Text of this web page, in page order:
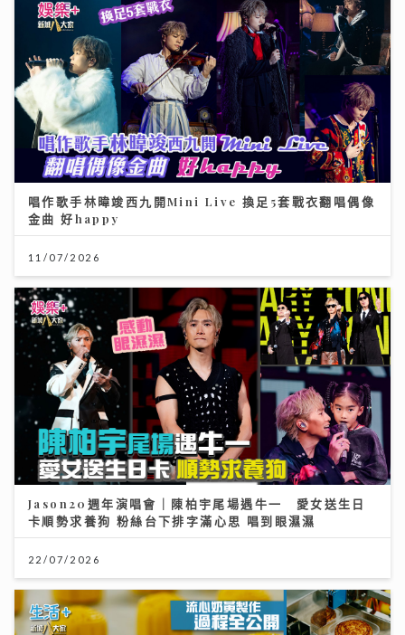
唱作歌手林暐竣西九開Mini Live 換足5套戰衣翻唱偶像
金曲 好happy
11/07/2026
Jason20週年演唱會｜陳柏宇尾場遇牛一 愛女送生日
卡順勢求養狗 粉絲台下排字滿心思 唱到眼濕濕
22/07/2026